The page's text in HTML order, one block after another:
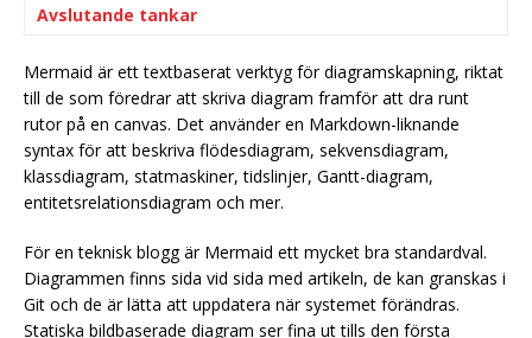
Avslutande tankar
Mermaid är ett textbaserat verktyg för diagramskapning, riktat
till de som föredrar att skriva diagram framför att dra runt
rutor på en canvas. Det använder en Markdown-liknande
syntax för att beskriva flödesdiagram, sekvensdiagram,
klassdiagram, statmaskiner, tidslinjer, Gantt-diagram,
entitetsrelationsdiagram och mer.
För en teknisk blogg är Mermaid ett mycket bra standardval.
Diagrammen finns sida vid sida med artikeln, de kan granskas i
Git och de är lätta att uppdatera när systemet förändras.
Statiska bildbaserade diagram ser fina ut tills den första